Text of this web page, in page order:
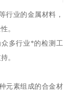
行业的金属材料，
。
多行业*的检测工
。
元素组成的合金材